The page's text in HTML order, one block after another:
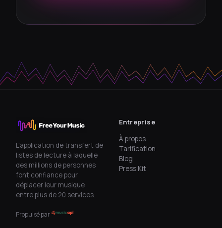
L'application de transfert de
listes de lecture à laquelle
des millions de personnes
font confiance pour
déplacer leur musique
entre plus de 20 services.
Propulsé par
Entreprise
À propos
Tarification
Blog
Press Kit